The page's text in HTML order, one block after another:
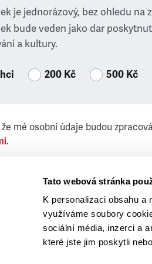
Tato webová stránka
K personalizaci obsahu
využíváme soubory
sociální média, inzerci a
které jste jim poskytli
je jednorázový, bez ohledu na
bude veden jako dar
a kultury.
200 Kč 500 Kč
že mé osobní údaje budou
.